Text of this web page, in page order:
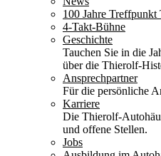
100 Jahre
4-Takt-Bühne
Geschichte
Tauchen Sie in die
über die Thierolf-
Ansprechpartner
Für die persönliche
Karriere
Die Thierolf-
und offene Stellen.
Jobs